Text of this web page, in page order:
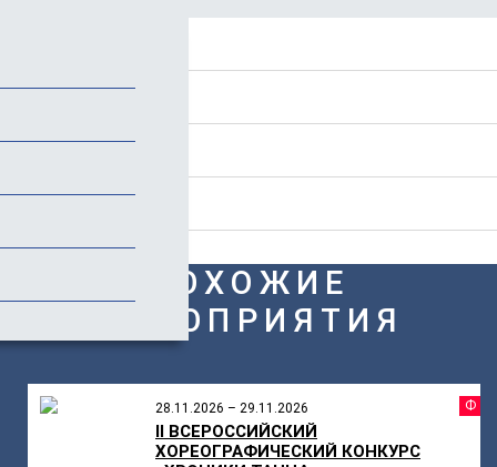
ПОХОЖИЕ
МЕРОПРИЯТИЯ
28.11.2026 – 29.11.2026
II ВСЕРОССИЙСКИЙ
ХОРЕОГРАФИЧЕСКИЙ КОНКУРС